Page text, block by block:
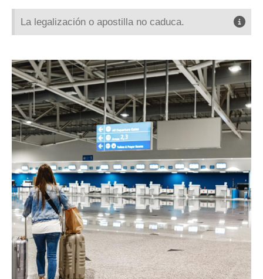
La legalización o apostilla no caduca.